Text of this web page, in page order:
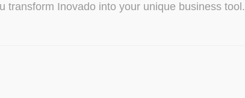
transform Inovado into your unique business tool.